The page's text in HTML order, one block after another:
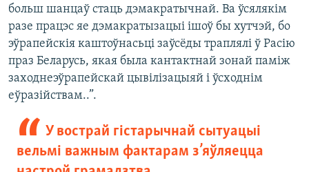
больш шанцаў стаць дэмакратычнай. Ва ўсялякім
разе працэс яе дэмакратызацыі ішоў бы хутчэй, бо
эўрапейскія каштоўнасьці заўсёды траплялі ў Расію
праз Беларусь, якая была кантактнай зонай паміж
заходнеэўрапейскай цывілізацыяй і ўсходнім
еўразійствам..”.
У вострай гістарычнай сытуацыі
вельмі важным фактарам з’яўляецца